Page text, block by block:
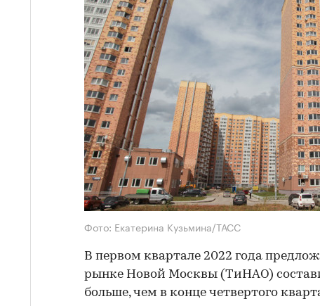
Фото: Екатерина Кузьмина/ТАСС
В первом квартале 2022 года
рынке Новой Москвы (ТиНАО)
больше, чем в конце четвертого